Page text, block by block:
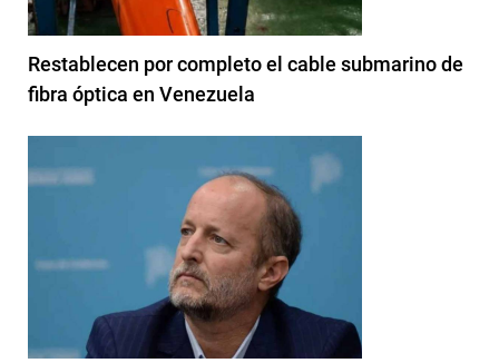
Restablecen por completo el cable submarino de
fibra óptica en Venezuela